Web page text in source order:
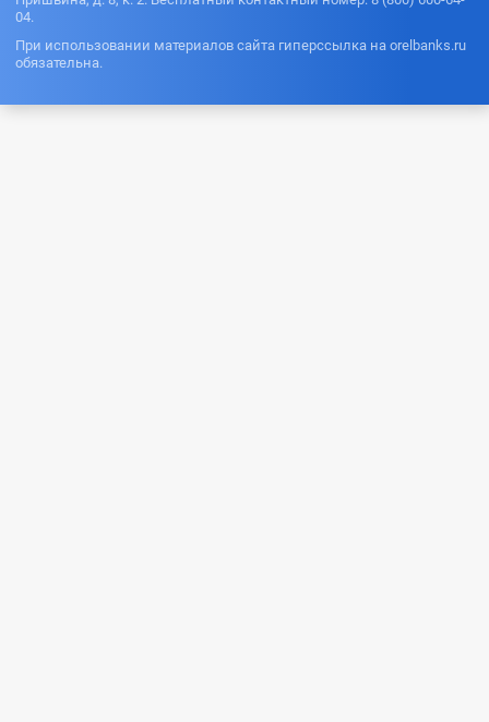
04.
При использовании материалов сайта гиперссылка на orelbanks.ru
обязательна.